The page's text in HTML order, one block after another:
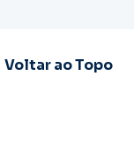
Voltar ao Topo